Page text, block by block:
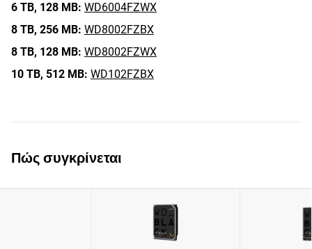
6 TB, 128 MB: WD6004FZWX
8 TB, 256 MB: WD8002FZBX
8 TB, 128 MB: WD8002FZWX
10 TB, 512 MB: WD102FZBX
Πώς συγκρίνεται